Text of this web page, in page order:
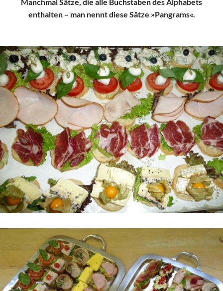
enthalten – man nennt diese Sätze »Pangrams«.